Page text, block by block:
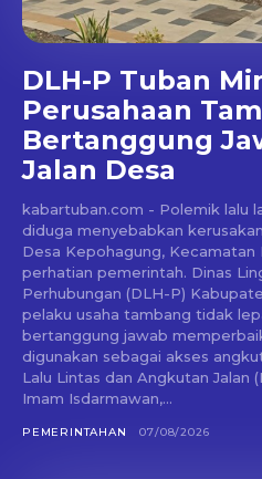
DLH-P Tuban
Perusahaan
Bertanggung
Jalan Desa
kabartuban.com - Polemik lalu
diduga menyebabkan
Desa Kepohagung, Kecamatan
perhatian pemerintah. Dinas
Perhubungan (DLH-P)
pelaku usaha tambang tidak
bertanggung jawab
digunakan sebagai akses angkutan
Lalu Lintas dan Angkutan Jalan
Imam Isdarmawan,...
PEMERINTAHAN 07/08/2026